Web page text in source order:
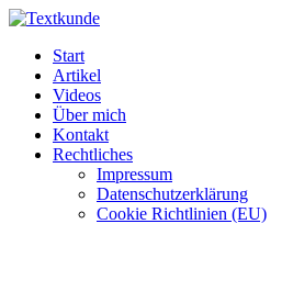
Zum
wechseln
Start
Artikel
Videos
Über mich
Kontakt
Rechtliches
Impressum
Datenschutzerklärung
Cookie Richtlinien (EU)